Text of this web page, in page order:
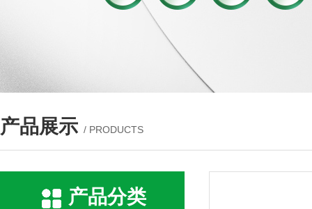
产品展示 / PRODUCTS
产品分类